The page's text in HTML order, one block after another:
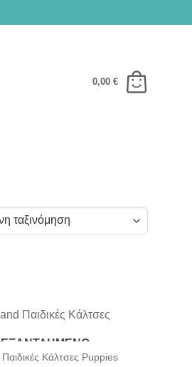
0,00 €
ΕΞΑΝΤΛΗΜΈΝΟ
Κάλτσες Puppies